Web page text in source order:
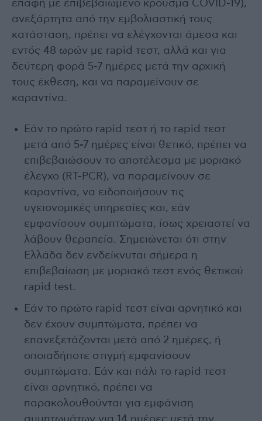
επαφή με επιβεβαιωμένο κρούσμα COVID-19),
ανεξάρτητα από την εμβολιαστική τους
κατάσταση, πρέπει να ελέγχονται άμεσα και
εντός 48 ωρών με rapid τεστ, αλλά και για
δεύτερη φορά 5-7 ημέρες μετά την αρχική
τους έκθεση, και να παραμείνουν σε
καραντίνα.
Εάν το πρώτο rapid τεστ ή το rapid τεστ
μετά από 5-7 ημέρες είναι θετικό, πρέπει να
επιβεβαιώσουν το αποτέλεσμα με μοριακό
έλεγχο (RT-PCR), να παραμείνουν σε
καραντίνα, να ειδοποιήσουν τις
υγειονομικές υπηρεσίες και, εάν
εμφανίσουν συμπτώματα, ίσως χρειαστεί να
λάβουν θεραπεία. Σημειώνεται ότι στην
Ελλάδα δεν ενδείκνυται σήμερα η
επιβεβαίωση με μοριακό τεστ ενός θετικού
rapid test.
Εάν το πρώτο rapid τεστ είναι αρνητικό και
δεν έχουν συμπτώματα, πρέπει να
επανεξετάζονται μετά από 2 ημέρες, ή
οποιαδήποτε στιγμή εμφανίσουν
συμπτώματα. Εάν και πάλι το rapid τεστ
είναι αρνητικό, πρέπει να
παρακολουθούνται για εμφάνιση